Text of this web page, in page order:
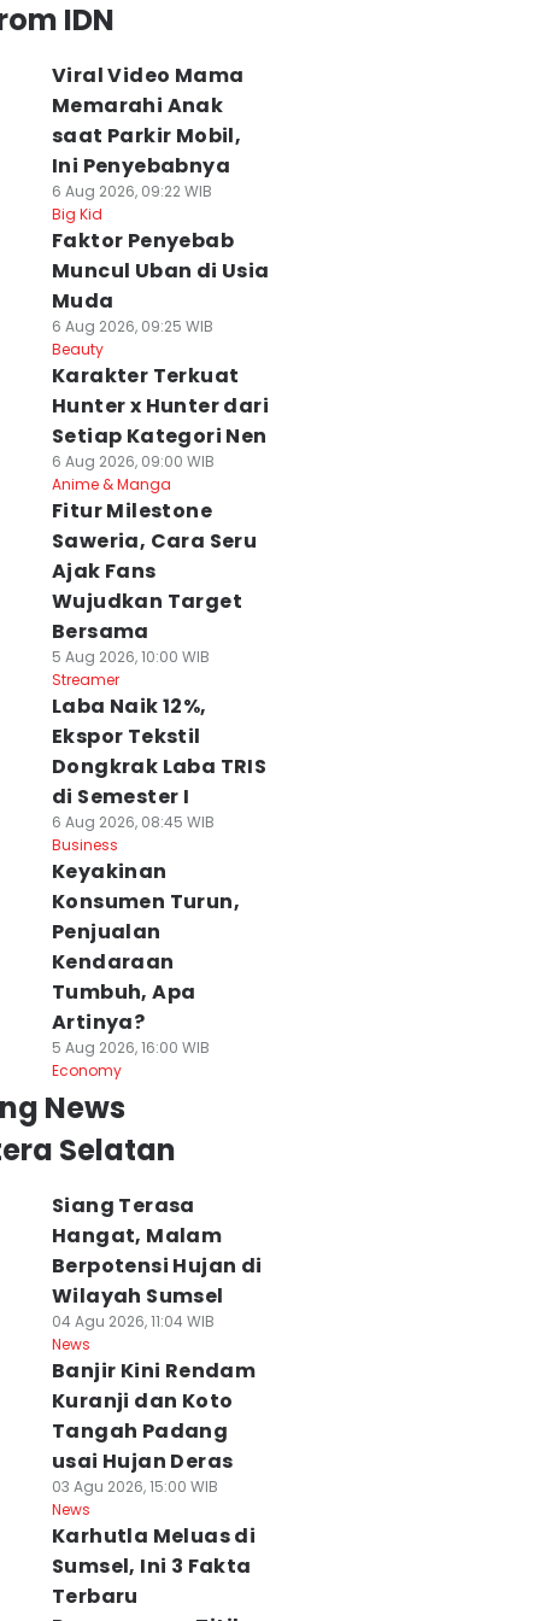
IDN
Viral Video Mama
Memarahi Anak
saat Parkir Mobil,
Ini Penyebabnya
6 Aug 2026, 09:22 WIB
Big Kid
Faktor Penyebab
Muncul Uban di Usia
Muda
6 Aug 2026, 09:25 WIB
Beauty
Karakter Terkuat
Hunter x Hunter dari
Setiap Kategori Nen
6 Aug 2026, 09:00 WIB
Anime & Manga
Fitur Milestone
Saweria, Cara Seru
Ajak Fans
Wujudkan Target
Bersama
5 Aug 2026, 10:00 WIB
Streamer
Laba Naik 12%,
Ekspor Tekstil
Dongkrak Laba TRIS
di Semester I
6 Aug 2026, 08:45 WIB
Business
Keyakinan
Konsumen Turun,
Penjualan
Kendaraan
Tumbuh, Apa
Artinya?
5 Aug 2026, 16:00 WIB
Economy
News
Selatan
Siang Terasa
Hangat, Malam
Berpotensi Hujan di
Wilayah Sumsel
04 Agu 2026, 11:04 WIB
News
Banjir Kini Rendam
Kuranji dan Koto
Tangah Padang
usai Hujan Deras
03 Agu 2026, 15:00 WIB
News
Karhutla Meluas di
Sumsel, Ini 3 Fakta
Terbaru